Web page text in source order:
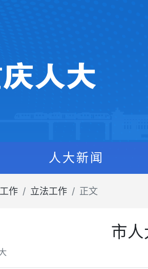
人大新闻
作 立法工作 正文
市